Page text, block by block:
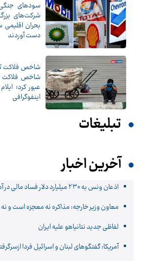
سودهای
شرکت‌های
دست آوردند
عبور کرد؛
اینفوگرافی
تبلیغات
آخرین اخبار
اذعان ونس به ۲۳۰ میلیارد دلار فساد مالی در آمریکا
معاون وزیر خارجه: مذاکره نه معجزه است و
لفاظی جدید نتانیاهو علیه ایران
آمریکا: گفتگوهای لبنان و اسرائیل فردا